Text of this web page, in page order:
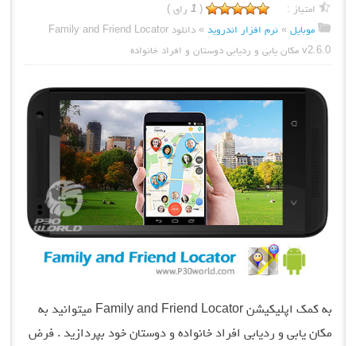
امتیاز : (
1 رای )
موبایل »نرم افزار اندروید »
دانلود Family and Friend Locator
v2.6.0 مکان یابی و ردیابی دوستان و افراد خانواده
به کمک اپلیکیشن Family and Friend Locator میتوانید به
مکان یابی و ردیابی افراد خانواده و دوستان خود بپردازید . فرض